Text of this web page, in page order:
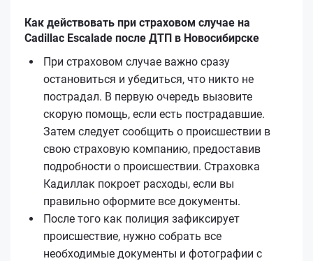
Как действовать при страховом случае на
Cadillac Escalade после ДТП в Новосибирске
При страховом случае важно сразу
остановиться и убедиться, что никто не
пострадал. В первую очередь вызовите
скорую помощь, если есть пострадавшие.
Затем следует сообщить о происшествии в
свою страховую компанию, предоставив
подробности о происшествии. Страховка
Кадиллак покроет расходы, если вы
правильно оформите все документы.
После того как полиция зафиксирует
происшествие, нужно собрать все
необходимые документы и фотографии с